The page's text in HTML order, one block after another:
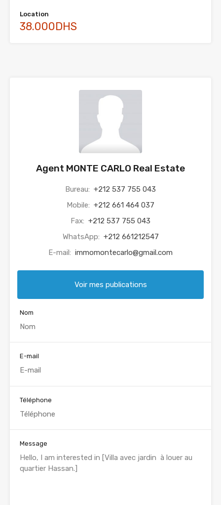
Location
38.000DHS
Agent MONTE CARLO Real Estate
Bureau: +212 537 755 043
Mobile: +212 661 464 037
Fax: +212 537 755 043
WhatsApp: +212 661212547
E-mail: immomontecarlo@gmail.com
Voir mes publications
Nom
E-mail
Téléphone
Message